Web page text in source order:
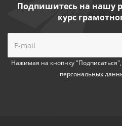
Подпишитесь на нашу
курс
Нажимая на кнопнку
персональных